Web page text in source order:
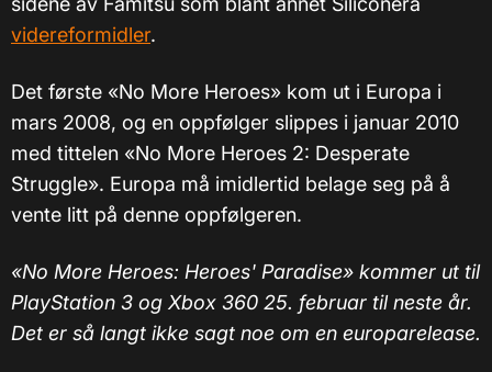
videreformidler.
Det første «No More Heroes» kom ut i Europa i
mars 2008, og en oppfølger slippes i januar 2010
med tittelen «No More Heroes 2: Desperate
Struggle». Europa må imidlertid belage seg på å
vente litt på denne oppfølgeren.
«No More Heroes: Heroes' Paradise» kommer ut til
PlayStation 3 og Xbox 360 25. februar til neste år.
Det er så langt ikke sagt noe om en europarelease.